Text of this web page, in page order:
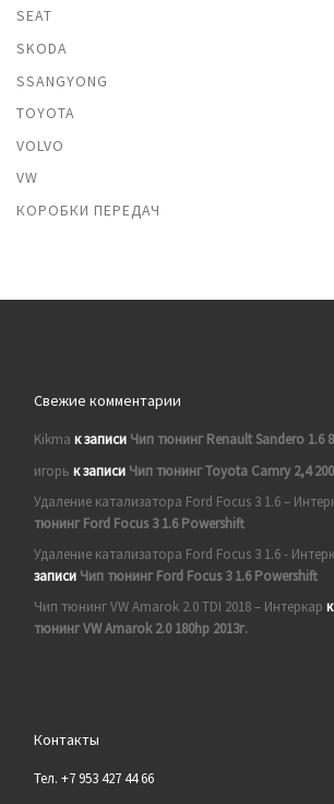
SEAT
SKODA
SSANGYONG
TOYOTA
VOLVO
VW
КОРОБКИ ПЕРЕДАЧ
Свежие комментарии
Kikma к записи Чип тюнинг Renault Sandero 1.6
игорь к записи Чип тюнинг Toyota Camry 2,4
Удаление катализатора Ford Focus 3 1.6 –
тюнинг Ford Focus 3 1.6 Powershift
Удаление катализатора Ford Focus 3 1.6 -
записи Чип тюнинг Ford Focus 3 1.6 Powershift
Чип тюнинг VW Amarok 2.0 TDI 2018 – Интеркар
тюнинг VW Amarok 2.0 180hp 2013г.
Контакты
Тел. +7 953 427 44 66